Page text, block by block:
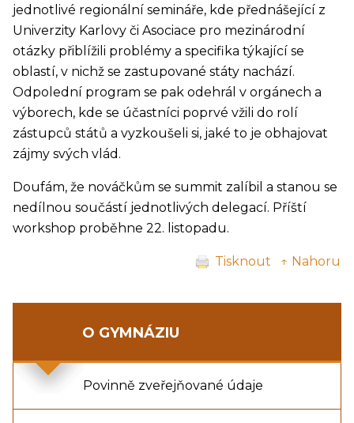
jednotlivé regionální semináře, kde přednášející z
Univerzity Karlovy či Asociace pro mezinárodní
otázky přiblížili problémy a specifika týkající se
oblastí, v nichž se zastupované státy nachází.
Odpolední program se pak odehrál v orgánech a
výborech, kde se účastníci poprvé vžili do rolí
zástupců států a vyzkoušeli si, jaké to je obhajovat
zájmy svých vlád.
Doufám, že nováčkům se summit zalíbil a stanou se
nedílnou součástí jednotlivých delegací. Příští
workshop proběhne 22. listopadu.
Tisknout ↑ Nahoru
O GYMNÁZIU
Povinně zveřejňované údaje